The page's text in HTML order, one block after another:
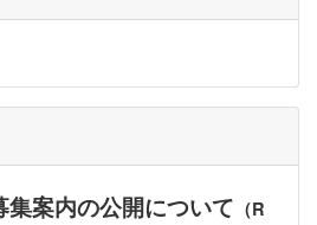
案内の公開について （R